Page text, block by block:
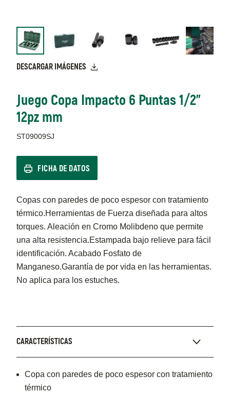
DESCARGAR IMÁGENES
Juego Copa Impacto 6 Puntas 1/2"
12pz mm
ST09009SJ
FICHA DE DATOS
Copas con paredes de poco espesor con tratamiento
térmico.Herramientas de Fuerza diseñada para altos
torques. Aleación en Cromo Molibdeno que permite
una alta resistencia.Estampada bajo relieve para fácil
identificación. Acabado Fosfato de
Manganeso.Garantía de por vida en las herramientas.
No aplica para los estuches.
CARACTERÍSTICAS
Copa con paredes de poco espesor con tratamiento
térmico